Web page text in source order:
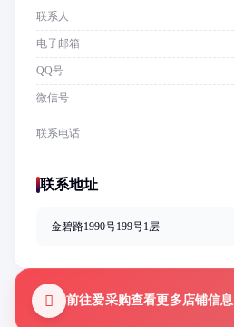
联系人
电子邮箱
QQ号
微信号
联系电话
联系地址
金碧路1990号199号1层
前往爱采购查看更多店铺信息